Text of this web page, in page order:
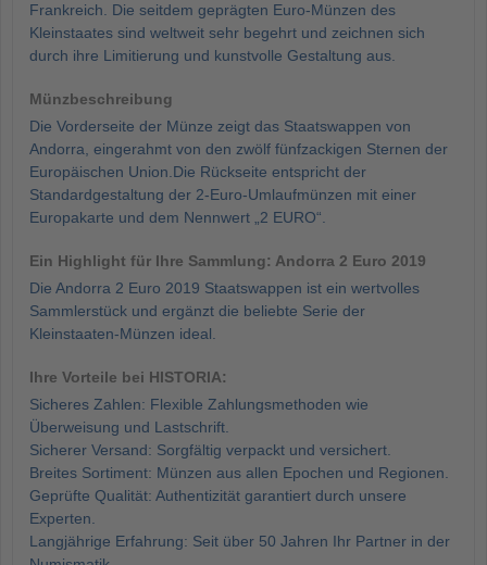
Frankreich. Die seitdem geprägten Euro-Münzen des
Kleinstaates sind weltweit sehr begehrt und zeichnen sich
durch ihre Limitierung und kunstvolle Gestaltung aus.
Münzbeschreibung
Die Vorderseite der Münze zeigt das Staatswappen von
Andorra, eingerahmt von den zwölf fünfzackigen Sternen der
Europäischen Union.Die Rückseite entspricht der
Standardgestaltung der 2-Euro-Umlaufmünzen mit einer
Europakarte und dem Nennwert „2 EURO“.
Ein Highlight für Ihre Sammlung: Andorra 2 Euro 2019
Die Andorra 2 Euro 2019 Staatswappen ist ein wertvolles
Sammlerstück und ergänzt die beliebte Serie der
Kleinstaaten-Münzen ideal.
Ihre Vorteile bei HISTORIA:
Sicheres Zahlen: Flexible Zahlungsmethoden wie
Überweisung und Lastschrift.
Sicherer Versand: Sorgfältig verpackt und versichert.
Breites Sortiment: Münzen aus allen Epochen und Regionen.
Geprüfte Qualität: Authentizität garantiert durch unsere
Experten.
Langjährige Erfahrung: Seit über 50 Jahren Ihr Partner in der